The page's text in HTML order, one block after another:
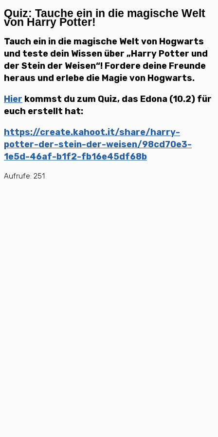
Quiz: Tauche ein in die magische Welt
von Harry Potter!
Tauch ein in die magische Welt von Hogwarts
und teste dein Wissen über „Harry Potter und
der Stein der Weisen“! Fordere deine Freunde
heraus und erlebe die Magie von Hogwarts.
Hier kommst du zum Quiz, das Edona (10.2) für
euch erstellt hat:
https://create.kahoot.it/share/harry-
potter-der-stein-der-weisen/98cd70e3-
1e5d-46af-b1f2-fb16e45df68b
Aufrufe: 251